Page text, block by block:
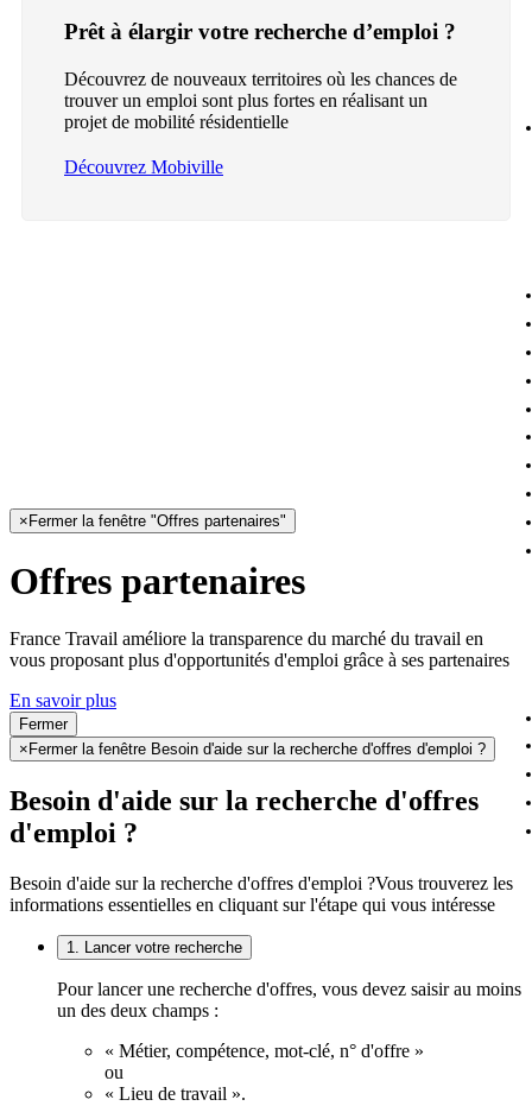
Prêt à élargir votre recherche d’emploi ?
Découvrez de nouveaux territoires où les chances de
trouver un emploi sont plus fortes en réalisant un
projet de mobilité résidentielle
Découvrez Mobiville
× Fermer la fenêtre "Offres partenaires"
Offres partenaires
France Travail améliore la transparence du marché du travail en
vous proposant plus d'opportunités d'emploi grâce à ses partenaires
En savoir plus
Fermer
× Fermer la fenêtre Besoin d'aide sur la recherche d'offres d'emploi ?
Besoin d'aide sur la recherche d'offres
d'emploi ?
Besoin d'aide sur la recherche d'offres d'emploi ?Vous trouverez les
informations essentielles en cliquant sur l'étape qui vous intéresse
1. Lancer votre recherche
Pour lancer une recherche d'offres, vous devez saisir au moins
un des deux champs :
« Métier, compétence, mot-clé, n° d'offre »
ou
« Lieu de travail ».